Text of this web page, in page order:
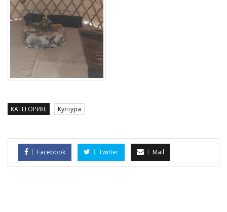
КАТЕГОРИЯ: Култура
Facebook Twitter Mail